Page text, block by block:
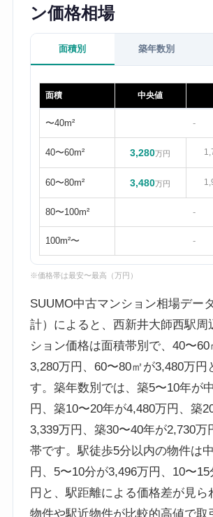
ン価格相場
面積別 築年数別
面積 中央値
〜40m² -
40〜60m² 3,280万円
60〜80m² 3,480万円
80〜100m² -
100m²〜 -
※価格帯は最安〜最高（万円）
SUUMO中古マンション相場デー
計）によると、西新井大師西駅周
ション価格は面積帯別で、40〜
3,280万円、60〜80㎡が3,480万円
す。築年数別では、築5〜10年が
円、築10〜20年が4,480万円、築
3,339万円、築30〜40年が2,730万
帯です。駅徒歩5分以内の物件は
円、5〜10分が3,496万円、10〜
円と、駅距離による価格差が見ら
物件や駅近物件が比較的高値で取